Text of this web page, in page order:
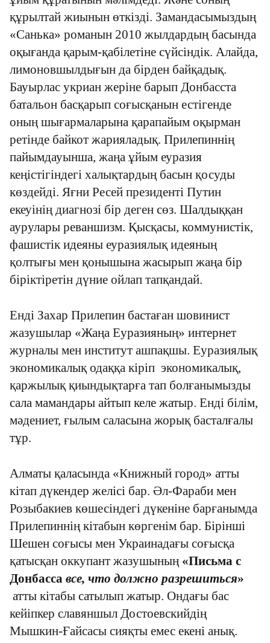
құрылтай жиынын өткізді. Замандасымыздың
«Санька» романын 2010 жылдардың басында
оқығанда қарым-қабілетіне сүйсіндік. Алайда,
лимоновшылдығын да бірден байқадық.
Бауырлас укриан жеріне барып Донбасста
батальон басқарып соғысқанын естігенде
оның шығармаларына қарапайым оқырман
ретінде байкот жарияладық. Прилепиннің
пайымдауынша, жаңа ұйым еуразия
кеңістігіндегі халықтардың басын қосуды
көздейді. Яғни Ресей президенті Путин
екеуінің диагнозі бір деген сөз. Шалдыққан
аурулары реваншизм. Қысқасы, коммунистік,
фашистік идеяны еуразиялық идеяның
қолтығы мен қонышына жасырып жаңа бір
біріктіретін дүние ойлап тапқандай.
Енді Захар Прилепин бастаған шовинист
жазушылар «Жаңа Еуразияның» интернет
журналы мен институт ашпақшы. Еуразиялық
экономикалық одаққа кіріп экономикалық,
қаржылық қиындықтарға тап болғанымызды
сала мамандары айтып келе жатыр. Енді білім,
мәдениет, ғылым саласына жорық басталғалы
тұр.
Алматы қаласында «Книжный город» атты
кітап дүкендер желісі бар. Әл-Фараби мен
Розыбакиев көшесіндегі дүкеніне барғанымда
Прилепиннің кітабын көргенім бар. Бірінші
Шешен соғысы мен Украинадағы соғысқа
қатысқан оккупант жазушының «Письма с
Донбасса все, что должно разрешиться»
атты кітабы сатылып жатыр. Ондағы бас
кейіпкер славяншыл Достоевскийдің
Мышкин-Ғайсасы сияқты емес екені анық.